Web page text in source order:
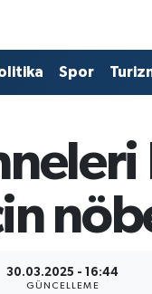
Spor
30.03.2025 - 16:44
GÜNCELLEME